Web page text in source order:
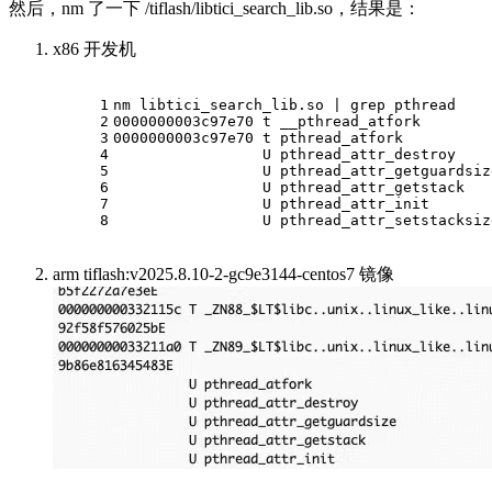
然后，nm 了一下 /tiflash/libtici_search_lib.so，结果是：
x86 开发机
1
2
3
4
5
6
7
8
nm libtici_search_lib.so | grep pthread
0000000003c97e70 t __pthread_atfork
0000000003c97e70 t pthread_atfork
                 U pthread_attr_destroy
U
                 U pthread_attr_getstack
                 U pthread_attr_init
U
arm tiflash:v2025.8.10-2-gc9e3144-centos7 镜像